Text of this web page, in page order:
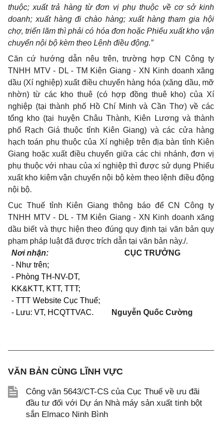
thuộc; xuất trả hàng từ đơn vị phụ thuộc về cơ sở kinh
doanh; xuất hàng đi chào hàng; xuất hàng tham gia hội
chợ, triển lãm thì phải có hóa đơn hoặc Phiếu xuất kho vận
chuyển nội bộ kèm theo Lệnh điều động.”
Căn cứ hướng dẫn nêu trên, trường hợp CN Công ty
TNHH MTV - DL - TM Kiên Giang - XN Kinh doanh xăng
dầu (Xí nghiệp) xuất điều chuyển hàng hóa (xăng dầu, mỡ
nhờn) từ các kho thuê (có hợp đồng thuê kho) của Xí
nghiệp (tại thành phố Hồ Chí Minh và Cần Thơ) về các
tổng kho (tại huyện Châu Thành, Kiên Lương và thành
phố Rạch Giá thuộc tỉnh Kiên Giang) và các cửa hàng
hạch toán phụ thuộc của Xí nghiệp trên địa bàn tỉnh Kiên
Giang hoặc xuất điều chuyển giữa các chi nhánh, đơn vị
phụ thuộc với nhau của xí nghiệp thì được sử dụng Phiếu
xuất kho kiêm vận chuyển nội bộ kèm theo lệnh điều động
nội bộ.
Cục Thuế tỉnh Kiên Giang thông báo để CN Công ty
TNHH MTV - DL - TM Kiên Giang - XN Kinh doanh xăng
dầu biết và thực hiện theo đúng quy định tại văn bản quy
phạm pháp luật đã được trích dẫn tại văn bản này./.
Nơi nhận:
- Như trên;
- PhòngTH-NV-DT,
KK&KTT, KTT, TTT;
- TTT Website Cục Thuế;
- Lưu: VT, HCQTTVAC.
CỤC TRƯỞNG
Nguyễn Quốc Cường
VĂN BẢN CÙNG LĨNH VỰC
Công văn 5643/CT-CS của Cục Thuế về ưu đãi
đầu tư đối với Dự án Nhà máy sản xuất tinh bột
sắn Elmaco Ninh Bình